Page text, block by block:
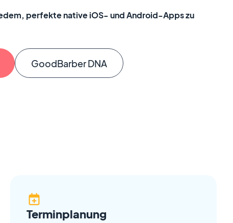
perfekte native iOS- und Android-Apps zu
GoodBarber DNA
Terminplanung